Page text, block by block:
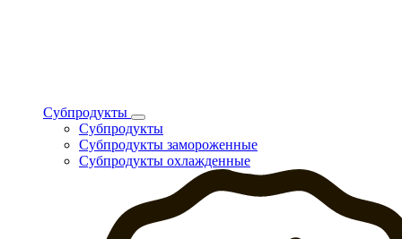
Субпродукты
Субпродукты
Субпродукты замороженные
Субпродукты охлажденные